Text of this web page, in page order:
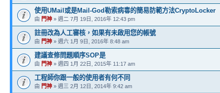
使用UMail或是Mail-God勒索病毒的簡易防範方法CryptoLocker
由 門神 » 週二 7月 19日, 2016年 12:43 pm
註冊改為人工審核，如果有未啟用您的帳號
由 門神 » 週六 1月 9日, 2016年 8:48 am
建議查修問題順序SOP是
由 門神 » 週四 1月 22日, 2015年 11:17 am
工程師你跟一般的使用者有何不同
由 門神 » 週三 2月 12日, 2014年 9:42 am